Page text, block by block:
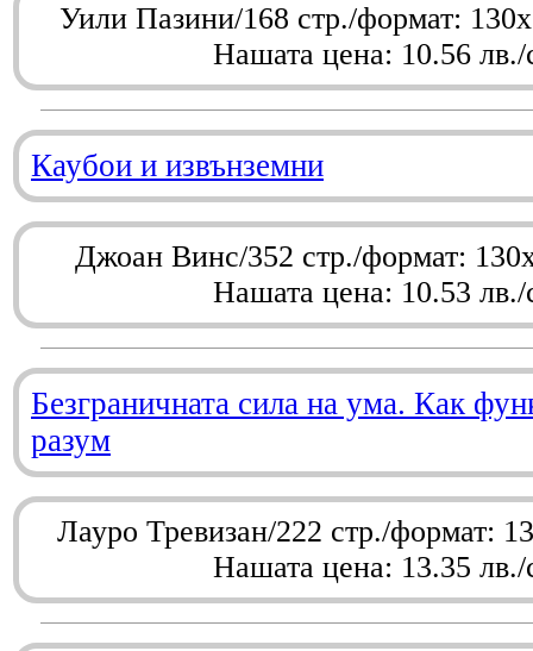
Уили Пазини/168 стр./формат:
Нашата цена: 10.56 лв./
Каубои и извънземни
Джоан Винс/352 стр./формат:
Нашата цена: 10.53 лв./
Безграничната сила на ума. Как
разум
Лауро Тревизан/222 стр./формат:
Нашата цена: 13.35 лв./